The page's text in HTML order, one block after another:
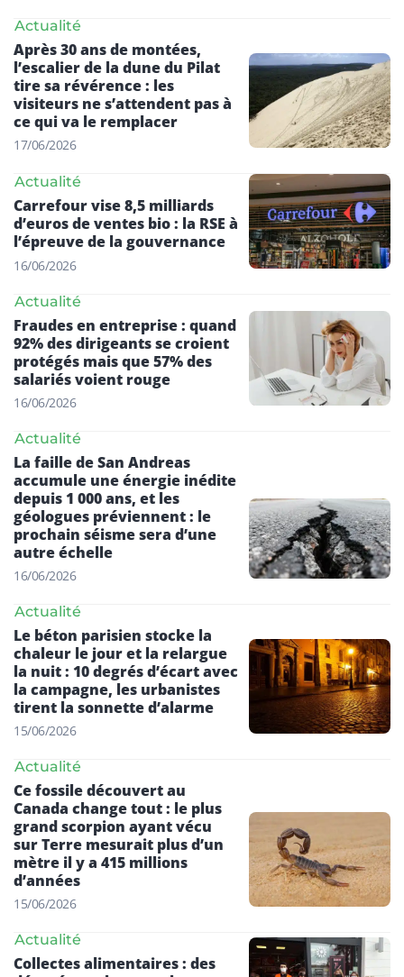
Actualité
Après 30 ans de montées,
l’escalier de la dune du Pilat
tire sa révérence : les
visiteurs ne s’attendent pas à
ce qui va le remplacer
17/06/2026
Actualité
Carrefour vise 8,5 milliards
d’euros de ventes bio : la RSE à
l’épreuve de la gouvernance
16/06/2026
Actualité
Fraudes en entreprise : quand
92% des dirigeants se croient
protégés mais que 57% des
salariés voient rouge
16/06/2026
Actualité
La faille de San Andreas
accumule une énergie inédite
depuis 1 000 ans, et les
géologues préviennent : le
prochain séisme sera d’une
autre échelle
16/06/2026
Actualité
Le béton parisien stocke la
chaleur le jour et la relargue
la nuit : 10 degrés d’écart avec
la campagne, les urbanistes
tirent la sonnette d’alarme
15/06/2026
Actualité
Ce fossile découvert au
Canada change tout : le plus
grand scorpion ayant vécu
sur Terre mesurait plus d’un
mètre il y a 415 millions
d’années
15/06/2026
Actualité
Collectes alimentaires : des